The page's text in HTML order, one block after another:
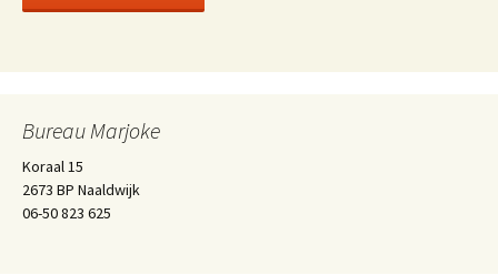
Bureau Marjoke
Koraal 15
2673 BP Naaldwijk
06-50 823 625